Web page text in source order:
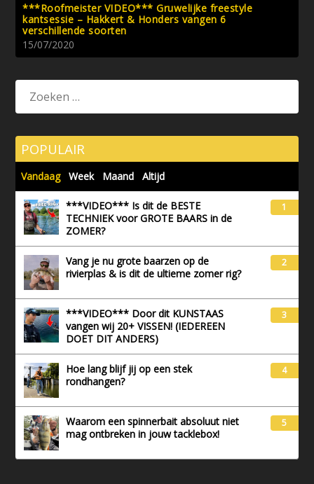
***Roofmeister VIDEO*** Gruwelijke freestyle
kantsessie – Hakkert & Honders vangen 6
verschillende soorten
15/07/2020
POPULAIR
Vandaag Week Maand Altijd
***VIDEO*** Is dit de BESTE
TECHNIEK voor GROTE BAARS in de
ZOMER?
1
Vang je nu grote baarzen op de
rivierplas & is dit de ultieme zomer rig?
2
***VIDEO*** Door dit KUNSTAAS
vangen wij 20+ VISSEN! (IEDEREEN
DOET DIT ANDERS)
3
Hoe lang blijf jij op een stek
rondhangen?
4
Waarom een spinnerbait absoluut niet
mag ontbreken in jouw tacklebox!
5